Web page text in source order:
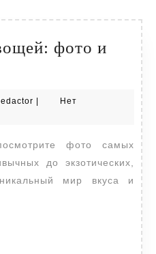
фото и
Redactor
Нет
до экзотических,
мир вкуса и